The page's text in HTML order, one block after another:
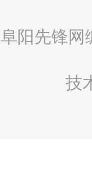
阜阳先锋网
技